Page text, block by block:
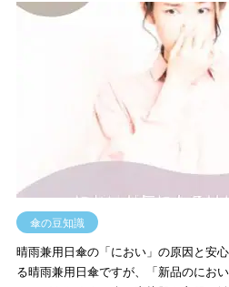
傘の豆知識
晴雨兼用日傘の「におい」の原因と安
る晴雨兼用日傘ですが、「新品のにお